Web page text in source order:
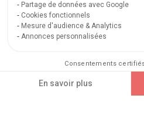
Partage de données avec Google
Cookies fonctionnels
Mesure d'audience & Analytics
Annonces personnalisées
Consentements
En savoir plus
Carte cadeau |Retour 100 jours|Moyens de
Service après-vente| FAQ|Rappels de
Nos moyens de